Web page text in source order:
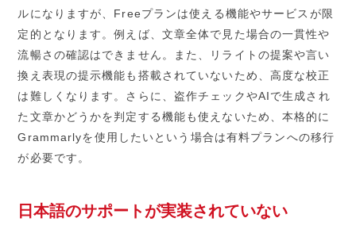
ルになりますが、Freeプランは使える機能やサービスが限
定的となります。例えば、文章全体で見た場合の一貫性や
流暢さの確認はできません。また、リライトの提案や言い
換え表現の提示機能も搭載されていないため、高度な校正
は難しくなります。さらに、盗作チェックやAIで生成され
た文章かどうかを判定する機能も使えないため、本格的に
Grammarlyを使用したいという場合は有料プランへの移行
が必要です。
日本語のサポートが実装されていない